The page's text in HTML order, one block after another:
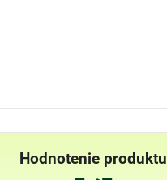
Hodnotenie produktu